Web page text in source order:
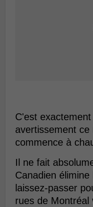
C'est
avertissement
commence à
Il ne fait
Canadien
laissez-passer
rues de Montréal